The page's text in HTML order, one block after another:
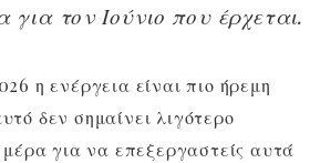
για τον Ιούνιο που έρχεται.
η ενέργεια είναι πιο ήρεμη
δεν σημαίνει λιγότερο
μέρα για να επεξεργαστείς αυτά